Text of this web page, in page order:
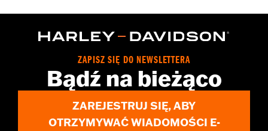
Water Resistant:No
Organizer and alcohol wipe
WARRANTY:1 year limited warranty – Go towww.h-
for full details
ZAPISZ SIĘ DO NEWSLETTERA
Bądź na bieżąco
ZAREJESTRUJ SIĘ, ABY
OTRZYMYWAĆ WIADOMOŚCI E-